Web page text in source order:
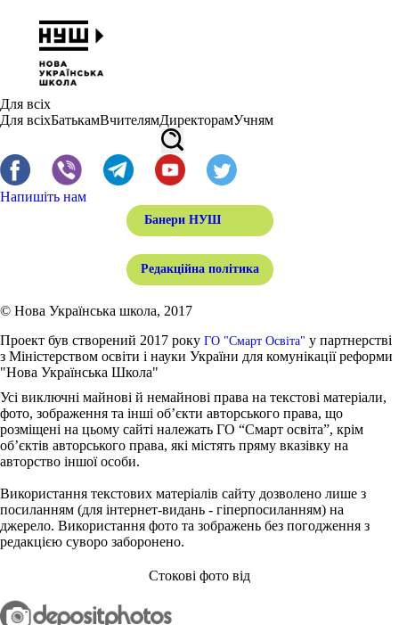
Для всіх
Для всіхБатькамВчителямДиректорамУчням
Напишіть нам
Банери НУШ
Редакційна політика
© Нова Українська школа, 2017
Проект був створений 2017 року ГО "Смарт Освіта" у партнерстві
з Міністерством освіти і науки України для комунікації реформи
"Нова Українська Школа"
Усі виключні майнові й немайнові права на текстові матеріали,
фото, зображення та інші об’єкти авторського права, що
розміщені на цьому сайті належать ГО “Смарт освіта”, крім
об’єктів авторського права, які містять пряму вказівку на
авторство іншої особи.
Використання текстових матеріалів сайту дозволено лише з
посиланням (для інтернет-видань - гіперпосиланням) на
джерело. Використання фото та зображень без погодження з
редакцією суворо заборонено.
Стокові фото від